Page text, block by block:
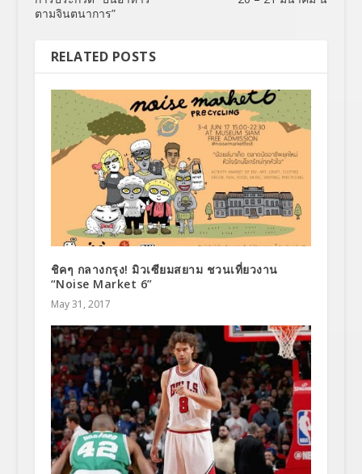
ตามจินตนาการ”
RELATED POSTS
ชิคๆ กลางกรุง! มิวเซียมสยาม ชวนเที่ยวงาน
“Noise Market 6”
May 31, 2017